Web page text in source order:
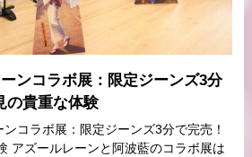
ンコラボ展：限定ジーンズ3分
の貴重な体験
コラボ展：限定ジーンズ3分で完売！
アズールレーンと阿波藍のコラボ展は